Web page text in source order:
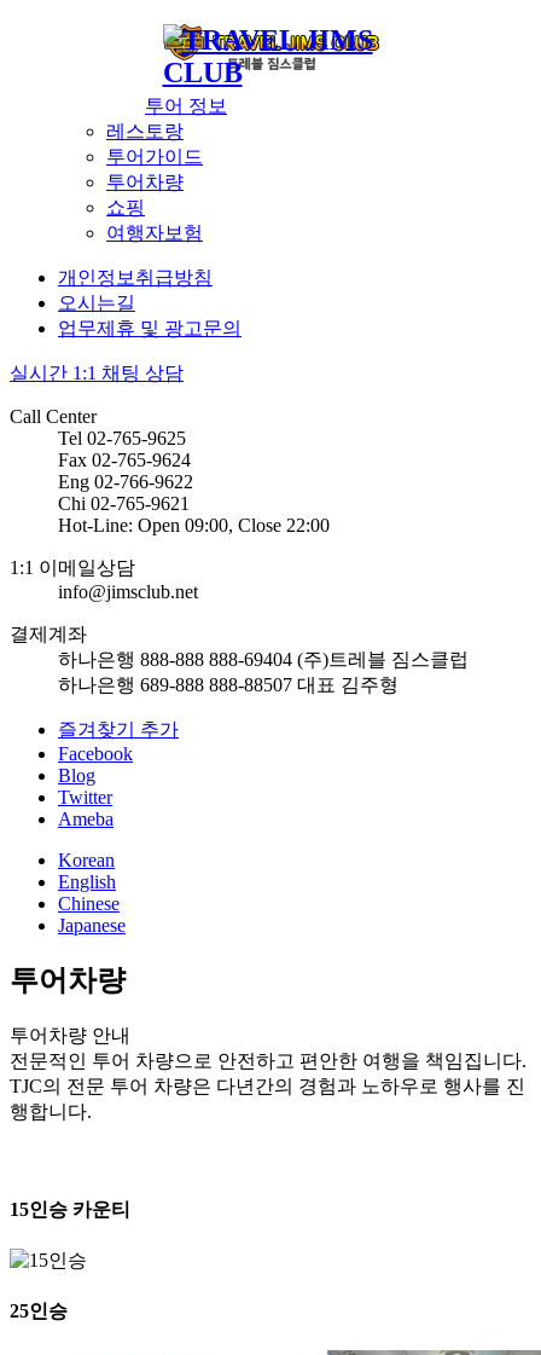
투어 정보
레스토랑
투어가이드
투어차량
쇼핑
여행자보험
개인정보취급방침
오시는길
업무제휴 및 광고문의
실시간 1:1 채팅 상담
Call Center
Tel 02-765-9625
Fax 02-765-9624
Eng 02-766-9622
Chi 02-765-9621
Hot-Line: Open 09:00, Close 22:00
1:1 이메일상담
info@jimsclub.net
결제계좌
하나은행 888-888 888-69404 (주)트레블 짐스클럽
하나은행 689-888 888-88507 대표 김주형
즐겨찾기 추가
Facebook
Blog
Twitter
Ameba
Korean
English
Chinese
Japanese
투어차량
투어차량 안내
전문적인 투어 차량으로 안전하고 편안한 여행을 책임집니다.
TJC의 전문 투어 차량은 다년간의 경험과 노하우로 행사를 진
행합니다.
15인승 카운티
25인승